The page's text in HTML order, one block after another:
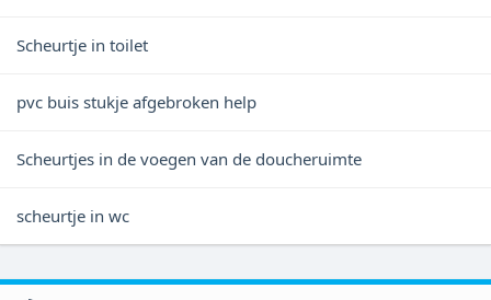
Scheurtje in toilet
pvc buis stukje afgebroken help
Scheurtjes in de voegen van de doucheruimte
scheurtje in wc